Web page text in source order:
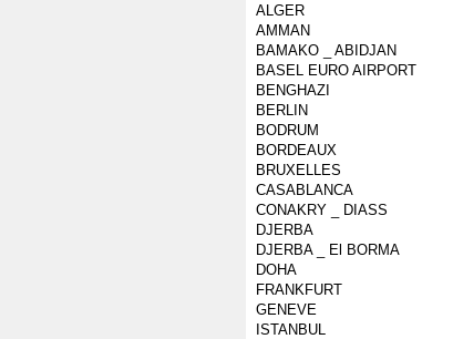
ALGER
AMMAN
BAMAKO _ ABIDJAN
BASEL EURO AIRPORT
BENGHAZI
BERLIN
BODRUM
BORDEAUX
BRUXELLES
CASABLANCA
CONAKRY _ DIASS
DJERBA
DJERBA _ El BORMA
DOHA
FRANKFURT
GENEVE
ISTANBUL